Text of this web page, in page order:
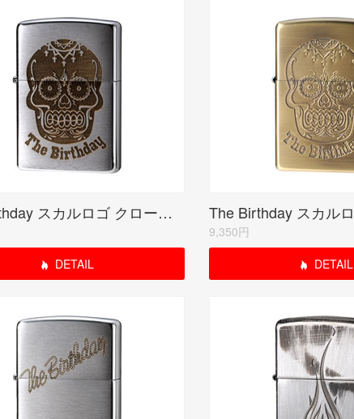
The Birthday スカルロゴ クローム シリアルナンバー入り(期間限定生産品)
DETAIL
9,350円
DETAIL